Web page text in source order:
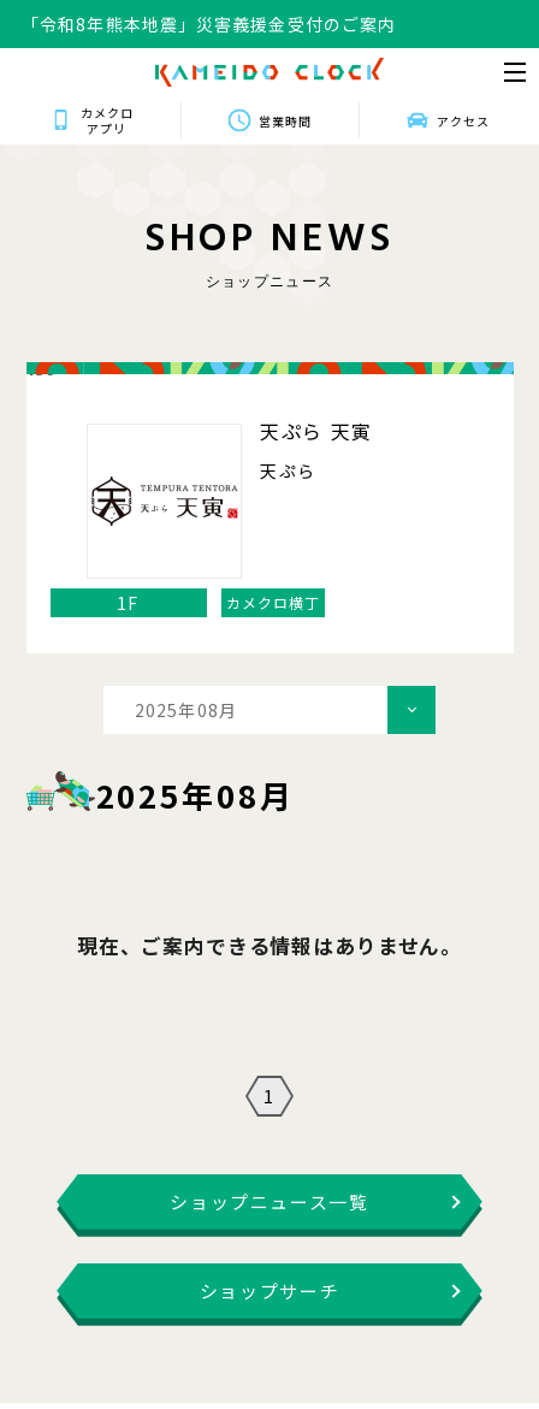
「令和8年熊本地震」災害義援金受付のご案内
カメクロ
アプリ
営業時間 アクセス
SHOP NEWS
ショップニュース
139
天ぷら 天寅
天ぷら
1F カメクロ横丁
2025年08月
2025年08月
現在、ご案内できる情報はありません。
1
ショップニュース一覧
ショップサーチ